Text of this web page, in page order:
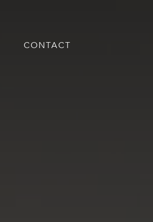
CONTACT